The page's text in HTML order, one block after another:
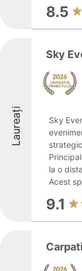
8.5
Laureați
Sky
Sky
la o
Acest
9.1